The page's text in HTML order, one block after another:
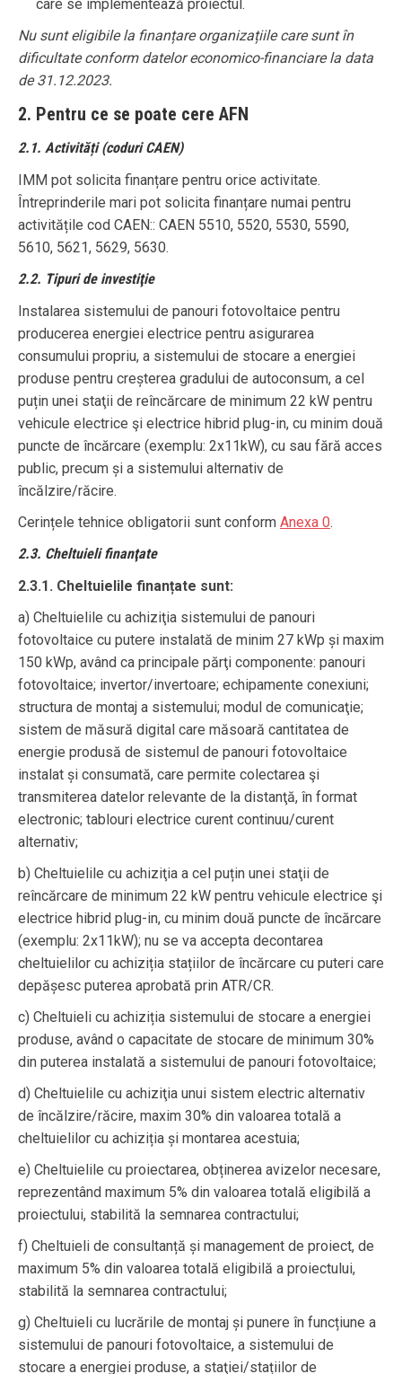
care se implementează proiectul.
Nu sunt eligibile la finanțare organizațiile care sunt în
dificultate conform datelor economico-financiare la data
de 31.12.2023.
2. Pentru ce se poate cere AFN
2.1. Activități (coduri CAEN)
IMM pot solicita finanțare pentru orice activitate.
Întreprinderile mari pot solicita finanțare numai pentru
activitățile cod CAEN:: CAEN 5510, 5520, 5530, 5590,
5610, 5621, 5629, 5630.
2.2. Tipuri de investiţie
Instalarea sistemului de panouri fotovoltaice pentru
producerea energiei electrice pentru asigurarea
consumului propriu, a sistemului de stocare a energiei
produse pentru creșterea gradului de autoconsum, a cel
puțin unei staţii de reîncărcare de minimum 22 kW pentru
vehicule electrice şi electrice hibrid plug-in, cu minim două
puncte de încărcare (exemplu: 2x11kW), cu sau fără acces
public, precum și a sistemului alternativ de
încălzire/răcire.
Cerințele tehnice obligatorii sunt conform Anexa 0.
2.3. Cheltuieli finanţate
2.3.1. Cheltuielile finanțate sunt:
a) Cheltuielile cu achiziţia sistemului de panouri
fotovoltaice cu putere instalată de minim 27 kWp și maxim
150 kWp, având ca principale părţi componente: panouri
fotovoltaice; invertor/invertoare; echipamente conexiuni;
structura de montaj a sistemului; modul de comunicaţie;
sistem de măsură digital care măsoară cantitatea de
energie produsă de sistemul de panouri fotovoltaice
instalat și consumată, care permite colectarea şi
transmiterea datelor relevante de la distanţă, în format
electronic; tablouri electrice curent continuu/curent
alternativ;
b) Cheltuielile cu achiziţia a cel puțin unei staţii de
reîncărcare de minimum 22 kW pentru vehicule electrice şi
electrice hibrid plug-in, cu minim două puncte de încărcare
(exemplu: 2x11kW); nu se va accepta decontarea
cheltuielilor cu achiziția stațiilor de încărcare cu puteri care
depășesc puterea aprobată prin ATR/CR.
c) Cheltuieli cu achiziția sistemului de stocare a energiei
produse, având o capacitate de stocare de minimum 30%
din puterea instalată a sistemului de panouri fotovoltaice;
d) Cheltuielile cu achiziţia unui sistem electric alternativ
de încălzire/răcire, maxim 30% din valoarea totală a
cheltuielilor cu achiziția și montarea acestuia;
e) Cheltuielile cu proiectarea, obținerea avizelor necesare,
reprezentând maximum 5% din valoarea totală eligibilă a
proiectului, stabilită la semnarea contractului;
f) Cheltuieli de consultanță și management de proiect, de
maximum 5% din valoarea totală eligibilă a proiectului,
stabilită la semnarea contractului;
g) Cheltuieli cu lucrările de montaj și punere în funcțiune a
sistemului de panouri fotovoltaice, a sistemului de
stocare a energiei produse, a staţiei/stațiilor de